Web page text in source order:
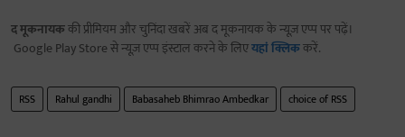
द मूकनायककी प्रीमियम और चुनिंदा खबरें अब द मूकनायक के न्यूज़ एप्प पर पढ़ें।
Google Play Store से न्यूज़ एप्प इंस्टाल करने के लिएयहां क्लिककरें.
RSS Rahul gandhi Babasaheb Bhimrao Ambedkar choice of RSS